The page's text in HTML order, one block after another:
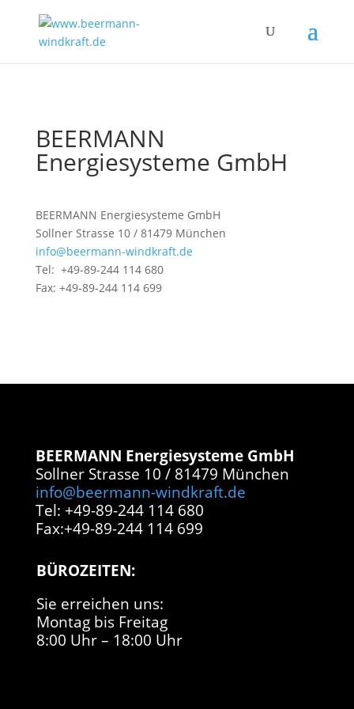
BEERMANN
Energiesysteme GmbH
BEERMANN Energiesysteme GmbH
Sollner Strasse 10 / 81479 München
info@beermann-windkraft.de
Tel: +49-89-244 114 680
Fax: +49-89-244 114 699
BEERMANN Energiesysteme GmbH
Sollner Strasse 10 / 81479 München
info@beermann-windkraft.de
Tel: +49-89-244 114 680
Fax:+49-89-244 114 699
BÜROZEITEN:
Sie erreichen uns:
Montag bis Freitag
8:00 Uhr – 18:00 Uhr